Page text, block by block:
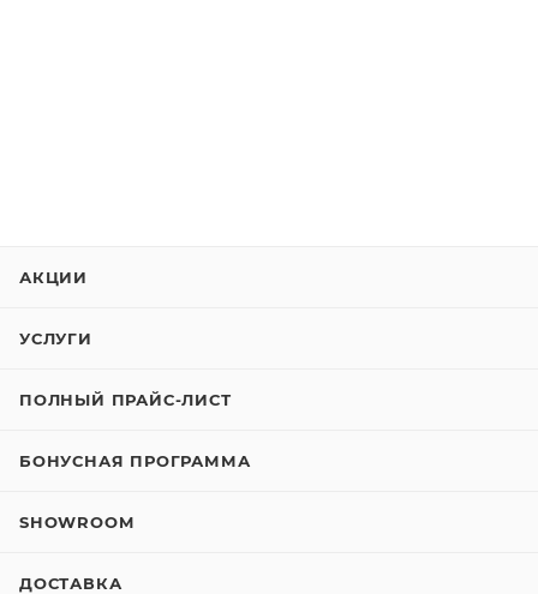
АКЦИИ
УСЛУГИ
ПОЛНЫЙ ПРАЙС-ЛИСТ
БОНУСНАЯ ПРОГРАММА
SHOWROOM
ДОСТАВКА